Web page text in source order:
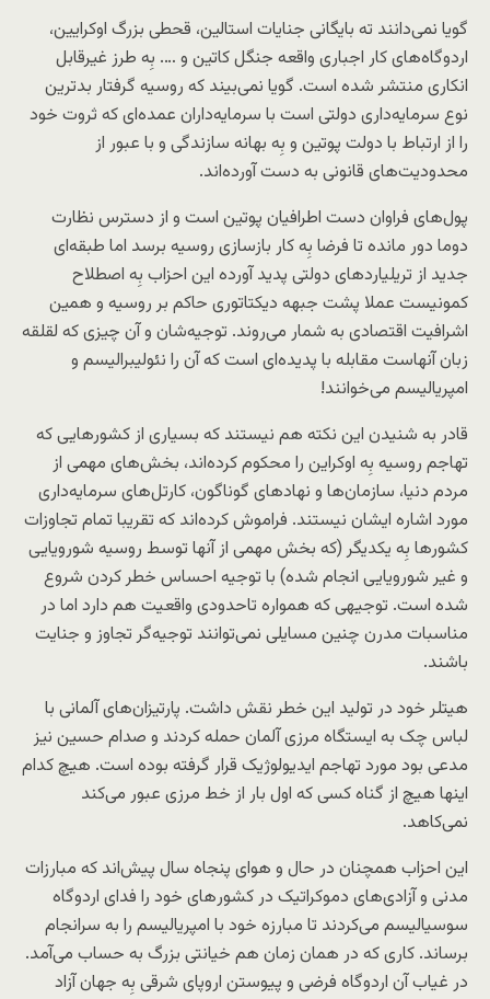
گویا نمی‌دانند ته بایگانی جنایات استالین، قحطی بزرگ اوکرایین،
اردوگاه‌های کار اجباری واقعه جنگل کاتین و …. بِه طرز غیرقابل
انکاری منتشر شده است. گویا نمی‌بیند که روسیه گرفتار بدترین
نوع سرمایه‌داری دولتی است با سرمایه‌داران عمده‌ای که ثروت خود
را از ارتباط با دولت پوتین و بِه بهانه سازندگی و با عبور از
محدودیت‌های قانونی به دست آورده‌اند.
پول‌های فراوان دست اطرافیان پوتین است و از دسترس نظارت
دوما دور مانده تا فرضا بِه کار بازسازی روسیه برسد اما طبقه‌ای
جدید از تریلیاردهای دولتی پدید آورده این احزاب بِه اصطلاح
کمونیست عملا پشت جبهه دیکتاتوری حاکم بر روسیه و همین
اشرافیت اقتصادی به شمار می‌روند. توجیه‌شان و آن چیزی که لقلقه
زبان آنهاست مقابله با پدیده‌ای است که آن را نئولیبرالیسم و
امپریالیسم می‌خوانند!
قادر به شنیدن این نکته هم نیستند که بسیاری از کشورهایی که
تهاجم روسیه بِه اوکراین را محکوم کرده‌اند، بخش‌های مهمی از
مردم دنیا، سازمان‌ها و نهادهای گوناگون، کارتل‌های سرمایه‌داری
مورد اشاره ایشان نیستند. فراموش کرده‌اند که تقریبا تمام تجاوزات
کشورها بِه یکدیگر (که بخش مهمی از آنها توسط روسیه شورویایی
و غیر شورویایی انجام شده) با توجیه احساس خطر کردن شروع
شده است. توجیهی که همواره تاحدودی واقعیت هم دارد اما در
مناسبات مدرن چنین مسایلی نمی‌توانند توجیه‌گر تجاوز و جنایت
باشند.
هیتلر خود در تولید این خطر نقش داشت. پارتیزان‌های آلمانی با
لباس چک به ایستگاه مرزی آلمان حمله کردند و صدام حسین نیز
مدعی بود مورد تهاجم ایدیولوژیک قرار گرفته بوده است. هیچ کدام
اینها هیچ از گناه کسی که اول بار از خط مرزی عبور می‌کند
نمی‌کاهد.
این احزاب همچنان در حال و هوای پنجاه سال پیش‌اند که مبارزات
مدنی و آزادی‌های دموکراتیک در کشور‌های خود را فدای اردوگاه
سوسیالیسم می‌کردند تا مبارزه خود با امپریالیسم را به سرانجام
برساند. کاری که در همان زمان هم خیانتی بزرگ به حساب می‌آمد.
در غیاب آن اردوگاه فرضی و پیوستن اروپای شرقی بِه جهان آزاد